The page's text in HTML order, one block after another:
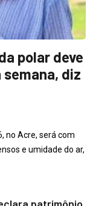
polar deve
diz
no Acre, será com
e umidade do ar,
patrimônio